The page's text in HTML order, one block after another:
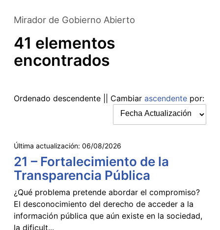
Mirador de Gobierno Abierto
41 elementos
encontrados
Ordenado descendente || Cambiar ascendente por:
Última actualización: 06/08/2026
21 – Fortalecimiento de la
Transparencia Pública
¿Qué problema pretende abordar el compromiso?
El desconocimiento del derecho de acceder a la
información pública que aún existe en la sociedad,
la dificult...